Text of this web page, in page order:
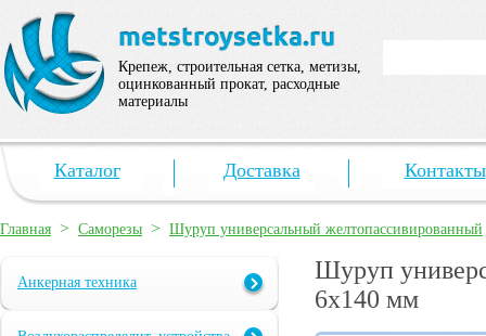
Крепеж, строительная сетка, метизы,
оцинкованный прокат, расходные
материалы
Каталог Доставка Контакты
Главная > Саморезы > Шуруп универсальный желтопассивированный
Анкерная техника
Шуруп
6х140 мм